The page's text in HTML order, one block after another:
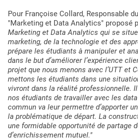
Pour Françoise Collard, Responsable
"Marketing et Data Analytics" proposé
Marketing et Data Analytics qui se
marketing, de la technologie et des
prépare les étudiants à manipuler et
dans le but d’améliorer l’expérience
projet que nous menons avec l’UTT et
mettons les étudiants dans une
vivront dans la réalité professionnelle.
nos étudiants de travailler avec les
commun va leur permettre d’apporter
la problématique de départ. La
une formidable opportunité de partage
d’enrichissement mutuel."